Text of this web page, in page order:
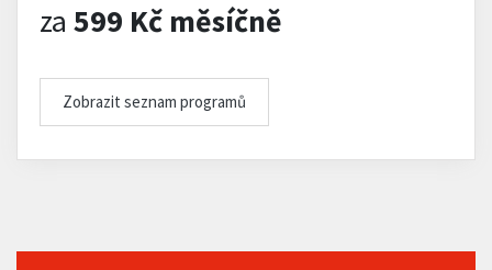
za 599 Kč měsíčně
Zobrazit seznam programů